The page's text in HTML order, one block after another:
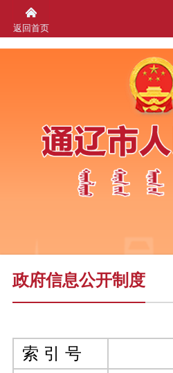
返回首页
政府信息公开制度
索 引 号